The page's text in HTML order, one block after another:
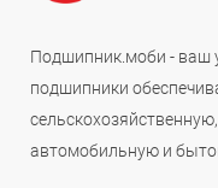
Подшипник.моби - ваш
подшипники
автомобильную и